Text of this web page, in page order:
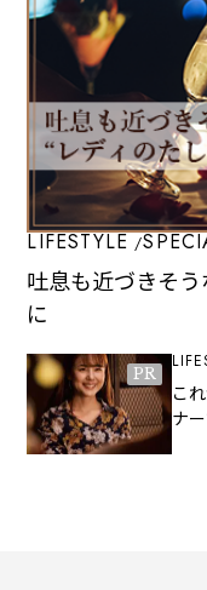
LIFESTYLE
吐息も近づきそ
に
PR
こ
ナ